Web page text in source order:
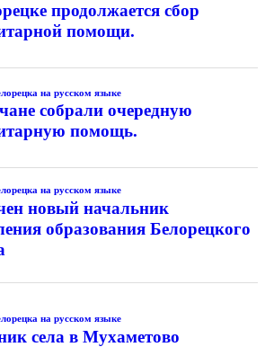
продолжается сбор
помощи.
на русском языке
собрали очередную
помощь.
на русском языке
новый начальник
образования Белорецкого
на русском языке
села в Мухаметово